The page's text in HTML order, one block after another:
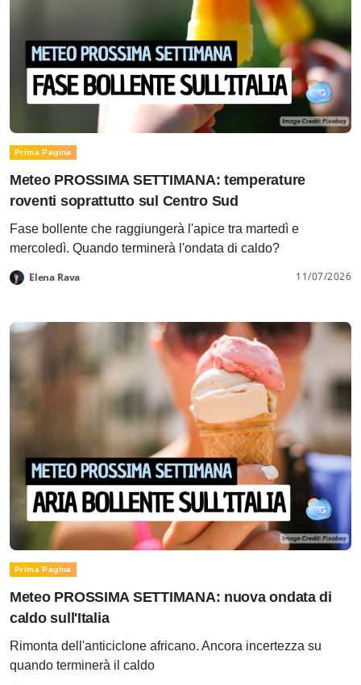
Prima Pagina
Meteo PROSSIMA SETTIMANA: temperature
roventi soprattutto sul Centro Sud
Fase bollente che raggiungerà l'apice tra martedì e
mercoledì. Quando terminerà l'ondata di caldo?
Elena Rava 11/07/2026
Prima Pagina
Meteo PROSSIMA SETTIMANA: nuova ondata di
caldo sull'Italia
Rimonta dell'anticiclone africano. Ancora incertezza su
quando terminerà il caldo